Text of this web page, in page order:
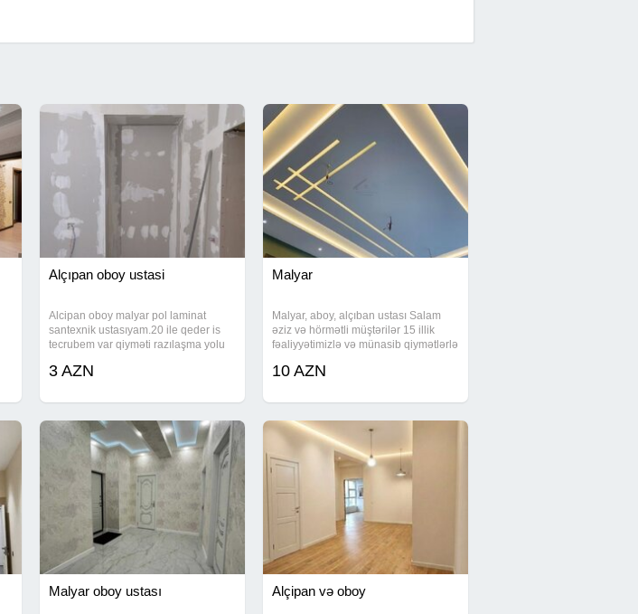
Alçıpan oboy ustasi
Alcipan oboy malyar pol laminat
santexnik ustasıyam.20 ile qeder is
tecrubem var qiyməti razılaşma yolu
şəxslər elaqe saxlaya bilerler vatsap
3 AZN
Malyar
Malyar, aboy, alçıban ustası Salam
əziz və hörmətli müştərilər 15 illik
fəaliyyətimizlə və münasib qiymətlərlə
istənilən növ təmir və tikinti işlərinin
10 AZN
Malyar oboy ustası Alçipan və oboy